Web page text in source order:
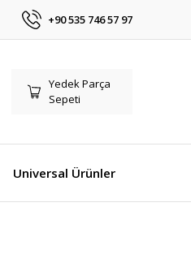
+90 535 746 57 97
Yedek Parça
Sepeti
Universal Ürünler